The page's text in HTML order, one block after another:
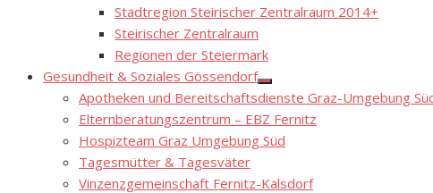
Stadtregion Steirischer Zentralraum 2014+
Steirischer Zentralraum
Regionen der Steiermark
Gesundheit & Soziales Gössendorf
Show
sub
menu
Apotheken und Bereitschaftsdienste Graz-Umgebung
Elternberatungszentrum – EBZ Fernitz
Hospizteam Graz Umgebung Süd
Tagesmütter & Tagesväter
Vinzenzgemeinschaft Fernitz-Kalsdorf